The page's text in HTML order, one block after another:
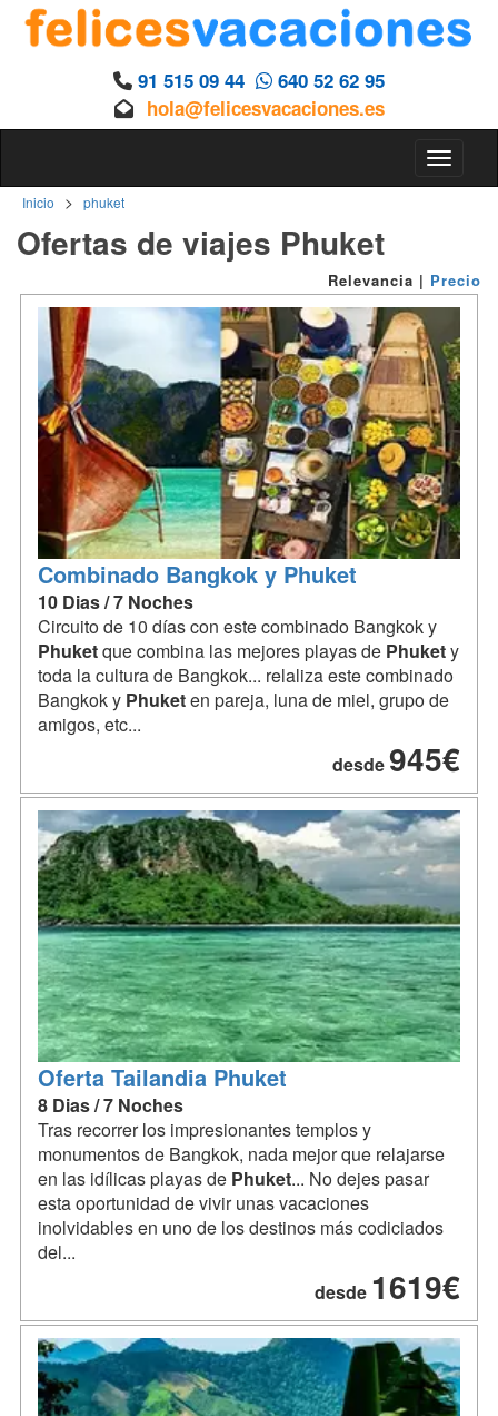
91 515 09 44
640 52 62 95
hola@felicesvacaciones.es
Toggle
Inicio > phuket
Ofertas de viajes Phuket
Relevancia | Precio
Combinado Bangkok y Phuket
10 Dias / 7 Noches
Circuito de 10 días con este combinado Bangkok y
Phuketque combina las mejores playas de Phukety
toda la cultura de Bangkok... relaliza este combinado
Bangkok y Phuketen pareja, luna de miel, grupo de
amigos, etc...
desde945€
Oferta Tailandia Phuket
8 Dias / 7 Noches
Tras recorrer los impresionantes templos y
monumentos de Bangkok, nada mejor que relajarse
en las idílicas playas de Phuket... No dejes pasar
esta oportunidad de vivir unas vacaciones
inolvidables en uno de los destinos más codiciados
del...
desde 1619€